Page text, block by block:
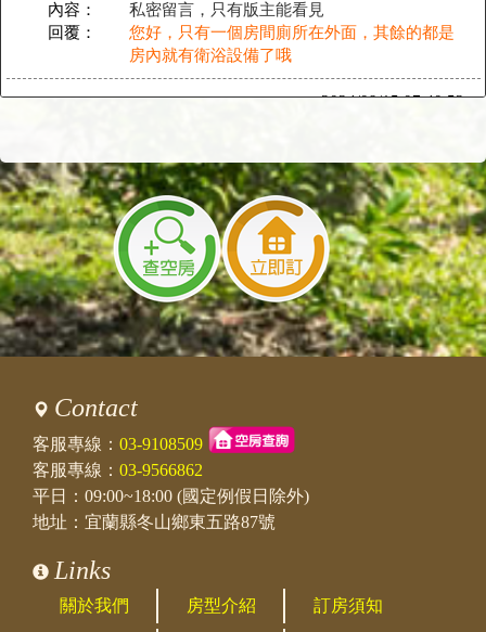
內容：
私密留言，只有版主能看見
回覆：
您好，只有一個房間廁所在外面，其餘的都是
房內就有衛浴設備了哦
2024/09/15 07:40:52
內容：
請問
1.我們有14個大人一個嬰兒您提供的房間數是2
人房4間,四人房1間,但我們的2人房要各加一床,
請問總共費用是多少(9/28)
回覆：
您好：不好意思～我們只有三間雙人可以加
床，費用是14900+500*3=16400
2024/09/11 09:10:42
訪客：
潘先生
內容：
回覆：
室內可以喝酒哦
訪客：
包
主題：
停車位問題
內容：
私密留言，只有版主能看見
Contact
客服專線： 03-9108509
客服專線： 03-9566862
平日：09:00~18:00 (國定例假日除外)
地址：宜蘭縣冬山鄉東五路87號
Links
關於我們 房型介紹 訂房須知